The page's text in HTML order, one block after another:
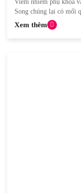
Viêm nhiễm phụ khoa
Song chúng lại có mối
Xem thêm